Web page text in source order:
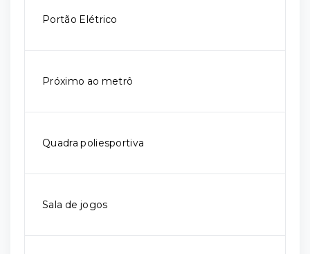
Portão Elétrico
Próximo ao metrô
Quadra poliesportiva
Sala de jogos